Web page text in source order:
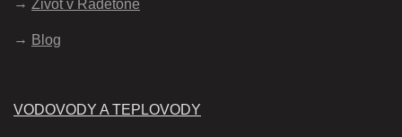
Život v Radetone
Blog
VODOVODY A TEPLOVODY